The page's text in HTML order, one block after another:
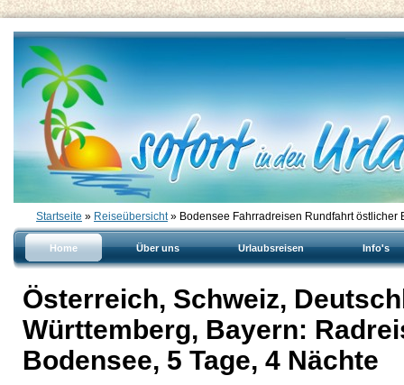
Startseite » Reiseübersicht» Bodensee Fahrradreisen Rundfahrt östlicher
Home Über uns Urlaubsreisen Info's
Österreich, Schweiz,
Württemberg, Bayern:
Bodensee, 5 Tage, 4 Nächte